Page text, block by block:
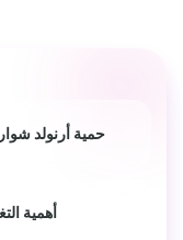
حمية أرنولد
أهمية